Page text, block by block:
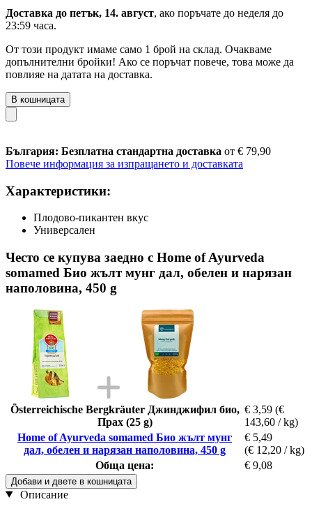
Доставка до петък, 14. август, ако поръчате до неделя до
23:59 часа.
От този продукт имаме само 1 брой на склад. Очакваме
допълнителни бройки! Ако се поръчат повече, това може да
повлияе на датата на доставка.
В кошницата
България: Безплатна стандартна доставка от € 79,90
Повече информация за изпращането и доставката
Характеристики:
Плодово-пикантен вкус
Универсален
Често се купува заедно с Home of Ayurveda
somamed Био жълт мунг дал, обелен и нарязан
наполовина, 450 g
Österreichische Bergkräuter Джинджифил био,
Прах (25 g)
€ 3,59 (€
143,60 / kg)
Home of Ayurveda somamed Био жълт мунг
дал, обелен и нарязан наполовина, 450 g
€ 5,49
(€ 12,20 / kg)
Обща цена:
€ 9,08
Добави и двете в кошницата
Описание